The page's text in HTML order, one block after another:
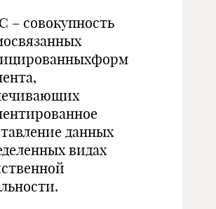
совокупность
данных
видах